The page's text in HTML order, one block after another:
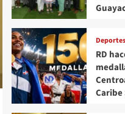
Deportes
RD
Caribe